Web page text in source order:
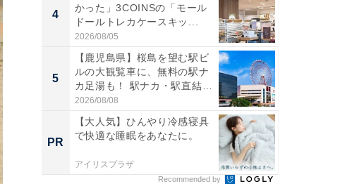
4
かった」3COINSの「モール
ドールトレカケースキッ...
2026/08/05
5
【鹿児島県】桜島を望む駅ビ
ルの大観覧車に、無料の駅ナ
カ足湯も！ 駅ナカ・駅直結
ス...
2026/08/08
PR
【大人気】ひんやり冷感寝具
で快適な睡眠をあなたに。
アイリスプラザ
Recommended by